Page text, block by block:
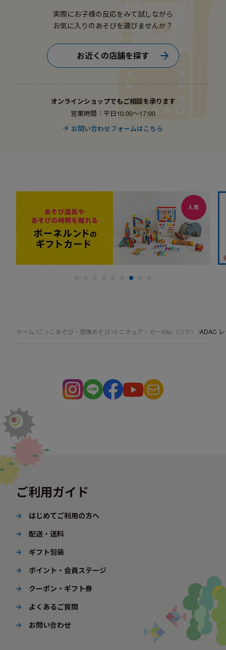
実際にお子様の反応をみて試しながら
お気に入りのあそびを選びませんか？
お近くの店舗を探す
オンラインショップでもご相談を承ります
営業時間：平日10:00〜17:00
お問い合わせフォームはこちら
ホーム ごっこあそび・想像あそび ミニチュア・カーsiku（ジク） ADAC
ご利用ガイド
はじめてご利用の方へ
配送・送料
ギフト包装
ポイント・会員ステージ
クーポン・ギフト券
よくあるご質問
お問い合わせ